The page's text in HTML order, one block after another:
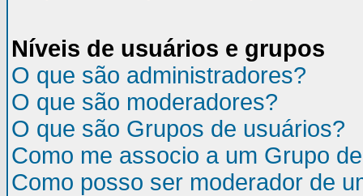
Níveis de usuários e grupos
O que são administradores?
O que são moderadores?
O que são Grupos de usuários?
Como me associo a um Grupo
Como posso ser moderador de